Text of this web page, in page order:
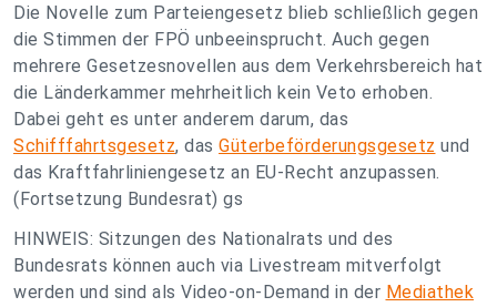
Die Novelle zum Parteiengesetz blieb schließlich gegen
die Stimmen der FPÖ unbeeinsprucht. Auch gegen
mehrere Gesetzesnovellen aus dem Verkehrsbereich hat
die Länderkammer mehrheitlich kein Veto erhoben.
Dabei geht es unter anderem darum, das
Schifffahrtsgesetz, das Güterbeförderungsgesetz und
das Kraftfahrliniengesetz an EU-Recht anzupassen.
(Fortsetzung Bundesrat) gs
HINWEIS: Sitzungen des Nationalrats und des
Bundesrats können auch via Livestream mitverfolgt
werden und sind als Video-on-Demand in der Mediathek